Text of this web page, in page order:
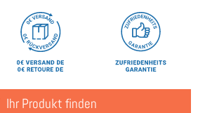
Ihr Produkt finden